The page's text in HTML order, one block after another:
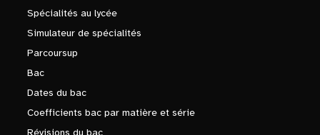
Spécialités au lycée
Simulateur de spécialités
Parcoursup
Bac
Dates du bac
Coefficients bac par matière et série
Révisions du bac